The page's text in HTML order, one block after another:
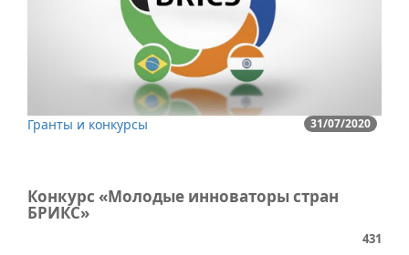
31/07/2020
Гранты и конкурсы
Конкурс «Молодые инноваторы стран
БРИКС»
431